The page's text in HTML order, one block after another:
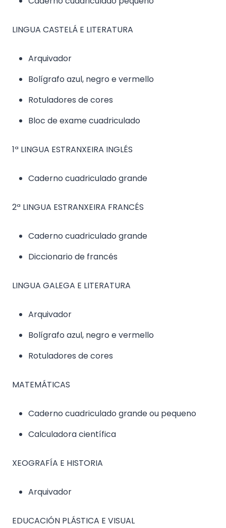
LINGUA CASTELÁ E LITERATURA
Arquivador
Bolígrafo azul, negro e vermello
Rotuladores de cores
Bloc de exame cuadriculado
1ª LINGUA ESTRANXEIRA INGLÉS
Caderno cuadriculado grande
2ª LINGUA ESTRANXEIRA FRANCÉS
Caderno cuadriculado grande
Diccionario de francés
LINGUA GALEGA E LITERATURA
Arquivador
Bolígrafo azul, negro e vermello
Rotuladores de cores
MATEMÁTICAS
Caderno cuadriculado grande ou pequeno
Calculadora científica
XEOGRAFÍA E HISTORIA
Arquivador
EDUCACIÓN PLÁSTICA E VISUAL